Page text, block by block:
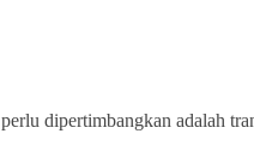
dipertimbangkan adalah